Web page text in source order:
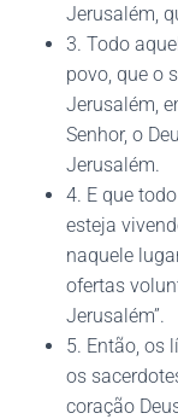
Jerusalém,
3. Todo
povo, que o
Jerusalém,
Senhor, o
Jerusalém.
4. E que
esteja
naquele
ofertas
Jerusalém”.
5. Então, os
os
coração